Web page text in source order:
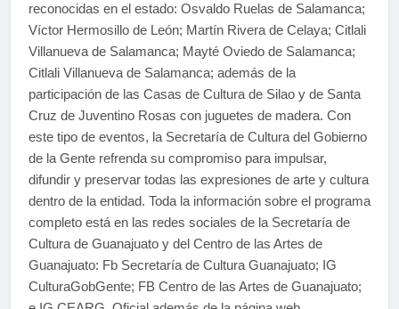
reconocidas en el estado: Osvaldo Ruelas de Salamanca;
Víctor Hermosillo de León; Martín Rivera de Celaya; Citlali
Villanueva de Salamanca; Mayté Oviedo de Salamanca;
Citlali Villanueva de Salamanca; además de la
participación de las Casas de Cultura de Silao y de Santa
Cruz de Juventino Rosas con juguetes de madera. Con
este tipo de eventos, la Secretaría de Cultura del Gobierno
de la Gente refrenda su compromiso para impulsar,
difundir y preservar todas las expresiones de arte y cultura
dentro de la entidad. Toda la información sobre el programa
completo está en las redes sociales de la Secretaría de
Cultura de Guanajuato y del Centro de las Artes de
Guanajuato: Fb Secretaría de Cultura Guanajuato; IG
CulturaGobGente; FB Centro de las Artes de Guanajuato;